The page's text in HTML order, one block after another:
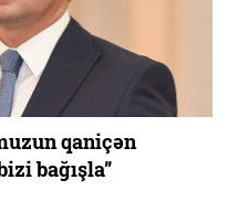
qaniçən
bağışla”